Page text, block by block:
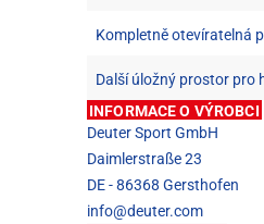
Kompletně otevíratelná
Další úložný prostor pro
INFORMACE O VÝROBCI
Deuter Sport GmbH
Daimlerstraße 23
DE - 86368 Gersthofen
info@deuter.com